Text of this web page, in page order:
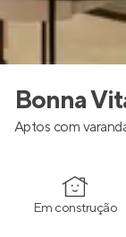
Bonna
Aptos com
Em construção